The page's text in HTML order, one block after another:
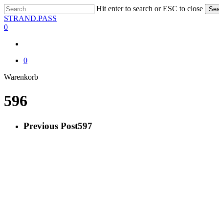
Skip
to
main
Hit enter to search or ESC to close
Close
Search
STRAND.PASS
0
0
WarenkorbClose
596
Previous Post597